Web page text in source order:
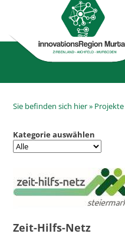
Sie befinden sich hier » Projekte
Kategorie auswählen
Zeit-Hilfs-Netz